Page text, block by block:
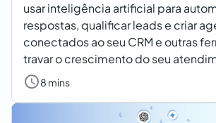
usar inteligência artificial para
respostas, qualificar leads e criar
conectados ao seu CRM e outras
travar o crescimento do seu
8 mins